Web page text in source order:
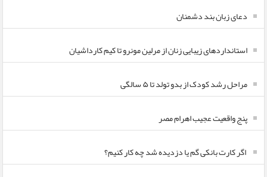
دعای زبان بند دشمنان
استانداردهای زیبایی زنان از مرلین مونرو تا کیم کارداشیان
مراحل رشد کودک از بدو تولد تا ۵ سالگی
پنج واقعیت عجیب اهرام مصر
اگر کارت بانکی گم یا دزدیده شد چه کار کنیم؟